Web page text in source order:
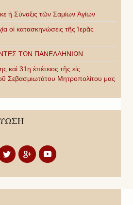
ἡ Σύναξις τῶν Σαμίων Ἁγίων
οἱ κατασκηνώσεις τῆς Ἱερᾶς
ΤΩΝ ΠΑΝΕΛΛΗΝΙΩΝ
καὶ 31η ἐπέτειος τῆς εἰς
Σεβασμιωτάτου Μητροπολίτου μας